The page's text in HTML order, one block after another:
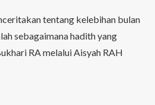
tentang kelebihan bulan
sebagaimana hadith yang
RA melalui Aisyah RAH